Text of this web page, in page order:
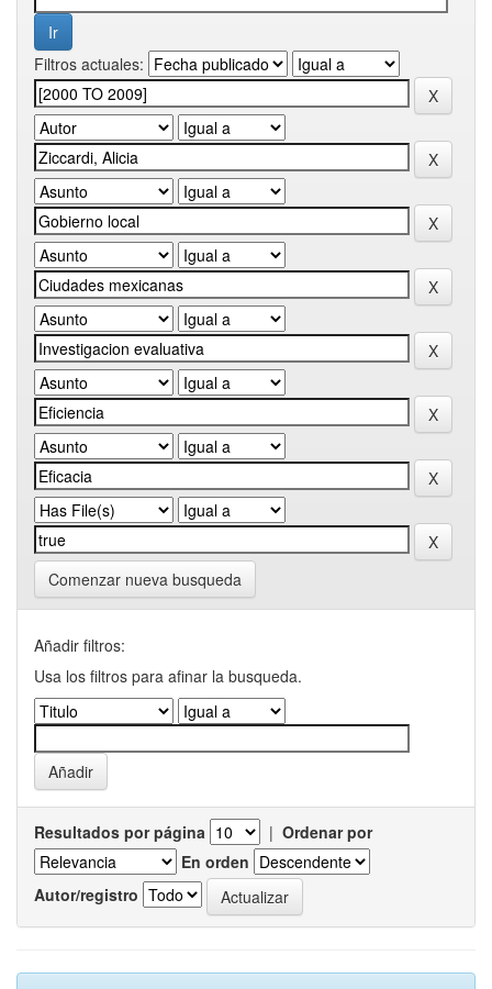
Filtros actuales:
Comenzar nueva busqueda
Añadir filtros:
Usa los filtros para afinar la busqueda.
Resultados por página | Ordenar por
En orden
Autor/registro